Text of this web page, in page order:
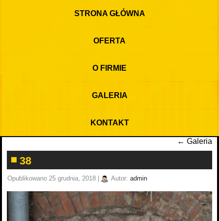
STRONA GŁÓWNA
OFERTA
O FIRMIE
GALERIA
KONTAKT
← Galeria
38
Opublikowano 25 grudnia, 2018 Autor: admin